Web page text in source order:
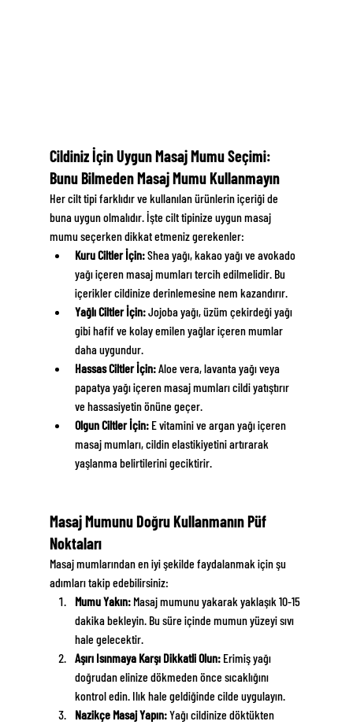
Cildiniz İçin Uygun Masaj Mumu Seçimi:
Bunu Bilmeden Masaj Mumu Kullanmayın
Her cilt tipi farklıdır ve kullanılan ürünlerin içeriği de
buna uygun olmalıdır. İşte cilt tipinize uygun masaj
mumu seçerken dikkat etmeniz gerekenler:
Kuru Ciltler İçin: Shea yağı, kakao yağı ve avokado
yağı içeren masaj mumları tercih edilmelidir. Bu
içerikler cildinize derinlemesine nem kazandırır.
Yağlı Ciltler İçin: Jojoba yağı, üzüm çekirdeği yağı
gibi hafif ve kolay emilen yağlar içeren mumlar
daha uygundur.
Hassas Ciltler İçin: Aloe vera, lavanta yağı veya
papatya yağı içeren masaj mumları cildi yatıştırır
ve hassasiyetin önüne geçer.
Olgun Ciltler İçin: E vitamini ve argan yağı içeren
masaj mumları, cildin elastikiyetini artırarak
yaşlanma belirtilerini geciktirir.
Masaj Mumunu Doğru Kullanmanın Püf
Noktaları
Masaj mumlarından en iyi şekilde faydalanmak için şu
adımları takip edebilirsiniz:
Mumu Yakın: Masaj mumunu yakarak yaklaşık 10-15
dakika bekleyin. Bu süre içinde mumun yüzeyi sıvı
hale gelecektir.
Aşırı Isınmaya Karşı Dikkatli Olun: Erimiş yağı
doğrudan elinize dökmeden önce sıcaklığını
kontrol edin. Ilık hale geldiğinde cilde uygulayın.
Nazikçe Masaj Yapın: Yağı cildinize döktükten